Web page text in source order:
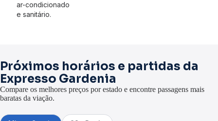
ar-condicionado
e sanitário.
Próximos horários e partidas da
Expresso Gardenia
Compare os melhores preços por estado e encontre passagens mais
baratas da viação.